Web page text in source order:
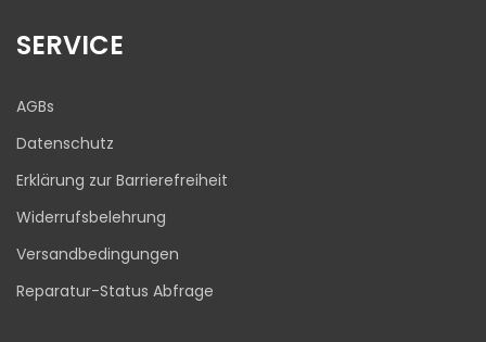
Bewertungen von
1
anderen Quelle
SERVICE
AGBs
Datenschutz
Erklärung zur Barrierefreiheit
Widerrufsbelehrung
Versandbedingungen
Reparatur-Status Abfrage